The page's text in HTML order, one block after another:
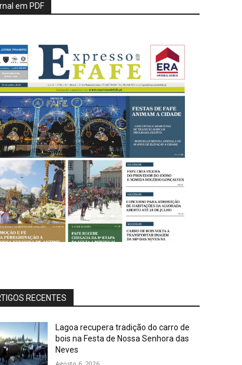
em PDF
RECENTES
Lagoa recupera tradição do carro de
bois na Festa de Nossa Senhora das
Neves